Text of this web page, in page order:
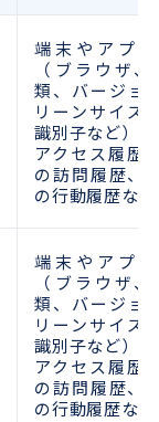
端末やアプ
（ブラウザ
類、バージョ
リーンサイズ
識別子など）、
アクセス履歴
の訪問履歴、
の行動履歴な
端末やアプ
（ブラウザ
類、バージョ
リーンサイズ
識別子など）、
アクセス履歴
の訪問履歴、
の行動履歴など